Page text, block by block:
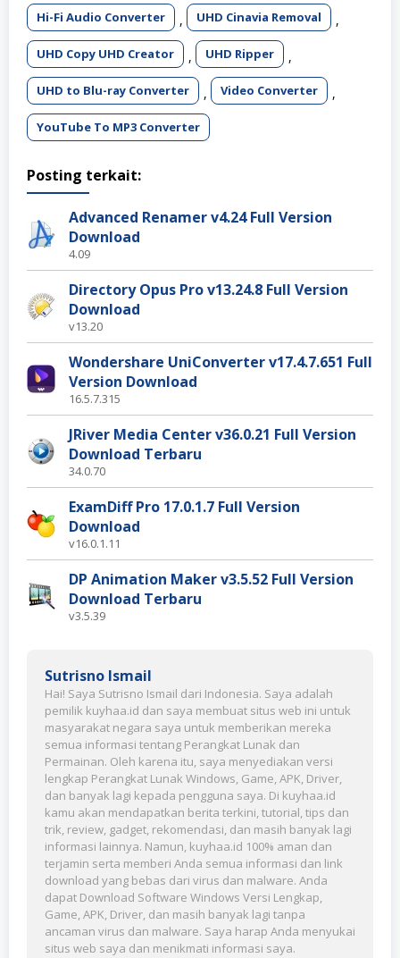
Hi-Fi Audio Converter , UHD Cinavia Removal ,
UHD Copy UHD Creator , UHD Ripper ,
UHD to Blu-ray Converter , Video Converter ,
YouTube To MP3 Converter
Posting terkait:
Advanced Renamer v4.24 Full Version
Download
4.09
Directory Opus Pro v13.24.8 Full Version
Download
v13.20
Wondershare UniConverter v17.4.7.651 Full
Version Download
16.5.7.315
JRiver Media Center v36.0.21 Full Version
Download Terbaru
34.0.70
ExamDiff Pro 17.0.1.7 Full Version
Download
v16.0.1.11
DP Animation Maker v3.5.52 Full Version
Download Terbaru
v3.5.39
Sutrisno Ismail
Hai! Saya Sutrisno Ismail dari Indonesia. Saya adalah
pemilik kuyhaa.id dan saya membuat situs web ini untuk
masyarakat negara saya untuk memberikan mereka
semua informasi tentang Perangkat Lunak dan
Permainan. Oleh karena itu, saya menyediakan versi
lengkap Perangkat Lunak Windows, Game, APK, Driver,
dan banyak lagi kepada pengguna saya. Di kuyhaa.id
kamu akan mendapatkan berita terkini, tutorial, tips dan
trik, review, gadget, rekomendasi, dan masih banyak lagi
informasi lainnya. Namun, kuyhaa.id 100% aman dan
terjamin serta memberi Anda semua informasi dan link
download yang bebas dari virus dan malware. Anda
dapat Download Software Windows Versi Lengkap,
Game, APK, Driver, dan masih banyak lagi tanpa
ancaman virus dan malware. Saya harap Anda menyukai
situs web saya dan menikmati informasi saya.